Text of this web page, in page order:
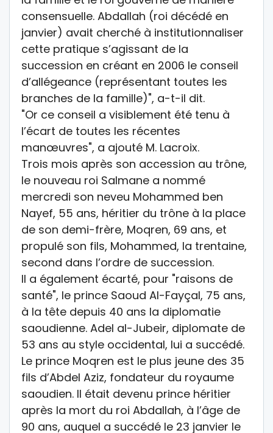
consensuelle. Abdallah (roi décédé en
janvier) avait cherché à institutionnaliser
cette pratique s’agissant de la
succession en créant en 2006 le conseil
d’allégeance (représentant toutes les
branches de la famille)", a-t-il dit.
"Or ce conseil a visiblement été tenu à
l’écart de toutes les récentes
manœuvres", a ajouté M. Lacroix.
Trois mois après son accession au trône,
le nouveau roi Salmane a nommé
mercredi son neveu Mohammed ben
Nayef, 55 ans, héritier du trône à la place
de son demi-frère, Moqren, 69 ans, et
propulé son fils, Mohammed, la trentaine,
second dans l’ordre de succession.
Il a également écarté, pour "raisons de
santé", le prince Saoud Al-Fayçal, 75 ans,
à la tête depuis 40 ans la diplomatie
saoudienne. Adel al-Jubeir, diplomate de
53 ans au style occidental, lui a succédé.
Le prince Moqren est le plus jeune des 35
fils d’Abdel Aziz, fondateur du royaume
saoudien. Il était devenu prince héritier
après la mort du roi Abdallah, à l’âge de
90 ans, auquel a succédé le 23 janvier le